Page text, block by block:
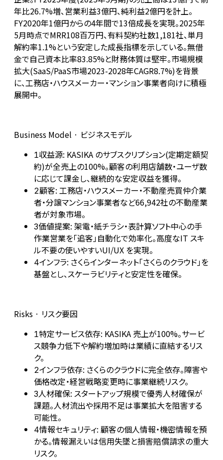
年比26.7%増、営業利益3億円、純利益2億円を計上。
FY2020年1億円からの4年間で13倍成長を実現。2025年
5月時点でMRR108百万円、有料契約社数1,181社、単月
解約率1.1%という安定した成長指標を示している。無借
金で自己資本比率83.85%と財務体質は堅牢。市場規模
拡大(SaaS/PaaS市場2023-2028年CAGR8.7%)を背景
に、工務店・ハウスメーカー・マンション事業者向けに積極
展開中。
Business Model · ビジネスモデル
1収益源: KASIKA のサブスクリプション(定期定額契
約)が全売上の100%。顧客の利用店舗数・ユーザ数
に応じて課金し、継続的な安定収益を獲得。
2顧客: 工務店・ハウスメーカー・不動産売買仲介業
者・分譲マンション事業者など66,942社の不動産業
者が対象市場。
3価値提案: 架電・紙チラシ・表計算ソフト中心の手
作業営業を「追客」自動化で効率化。高度なIT スキ
ル不要の使いやすいUI/UX を実現。
4インフラ: さくらインターネット「さくらのクラウド」を
基盤とし、スケーラビリティと安定性を確保。
Risks · リスク要因
1特定サービス依存: KASIKA 売上が100%。サービ
ス競争力低下や解約増加時は業績に直結するリス
ク。
2インフラ依存: さくらのクラウドに完全依存。障害や
価格改定・経営戦略変更時に事業継続リスク。
3人材確保: スタートアップ規模で優秀人材確保が
課題。人材流出や採用不足は事業拡大を阻害する
可能性。
4情報セキュリティ: 顧客の個人情報・機密情報を預
かる。情報漏えいは信用失墜と損害賠償請求の重大
リスク。